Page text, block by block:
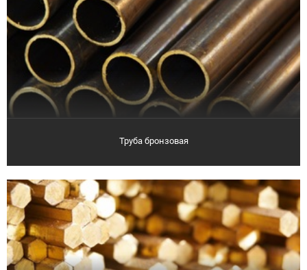
Труба бронзовая